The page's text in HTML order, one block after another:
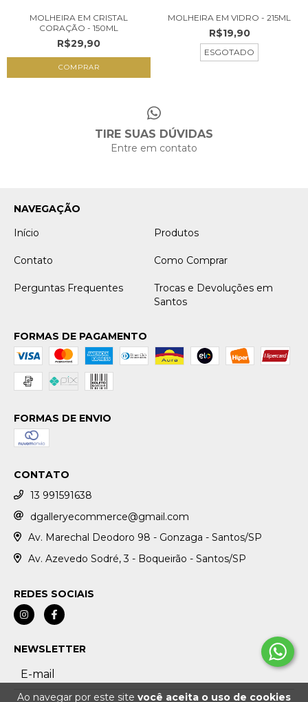
Ao navegar por este site você aceita o uso de cookies
MOLHEIRA EM CRISTAL
CORAÇÃO - 150ML
R$29,90
MOLHEIRA EM VIDRO - 215ML
R$19,90
ESGOTADO
TIRE SUAS DÚVIDAS
Entre em contato
NAVEGAÇÃO
Início
Produtos
Contato Como Comprar
Perguntas Frequentes
Trocas e Devoluções em
Santos
FORMAS DE PAGAMENTO
FORMAS DE ENVIO
CONTATO
13 991591638
dgalleryecommerce@gmail.com
Av. Marechal Deodoro 98 - Gonzaga - Santos/SP
Av. Azevedo Sodré, 3 - Boqueirão - Santos/SP
REDES SOCIAIS
NEWSLETTER